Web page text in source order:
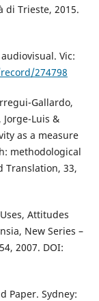
di Trieste, 2015.
Vic:
274798
Gallardo,
Luis &
as a measure
methodological
Translation, 33,
Attitudes
New Series –
2007. DOI:
Paper. Sydney: